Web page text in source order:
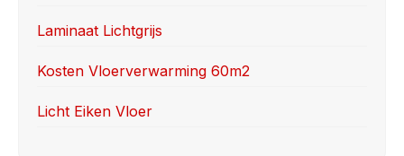
Laminaat Lichtgrijs
Kosten Vloerverwarming 60m2
Licht Eiken Vloer